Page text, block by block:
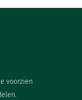
voorzien